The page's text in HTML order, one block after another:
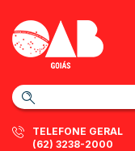
TELEFONE GERAL
(62) 3238-2000